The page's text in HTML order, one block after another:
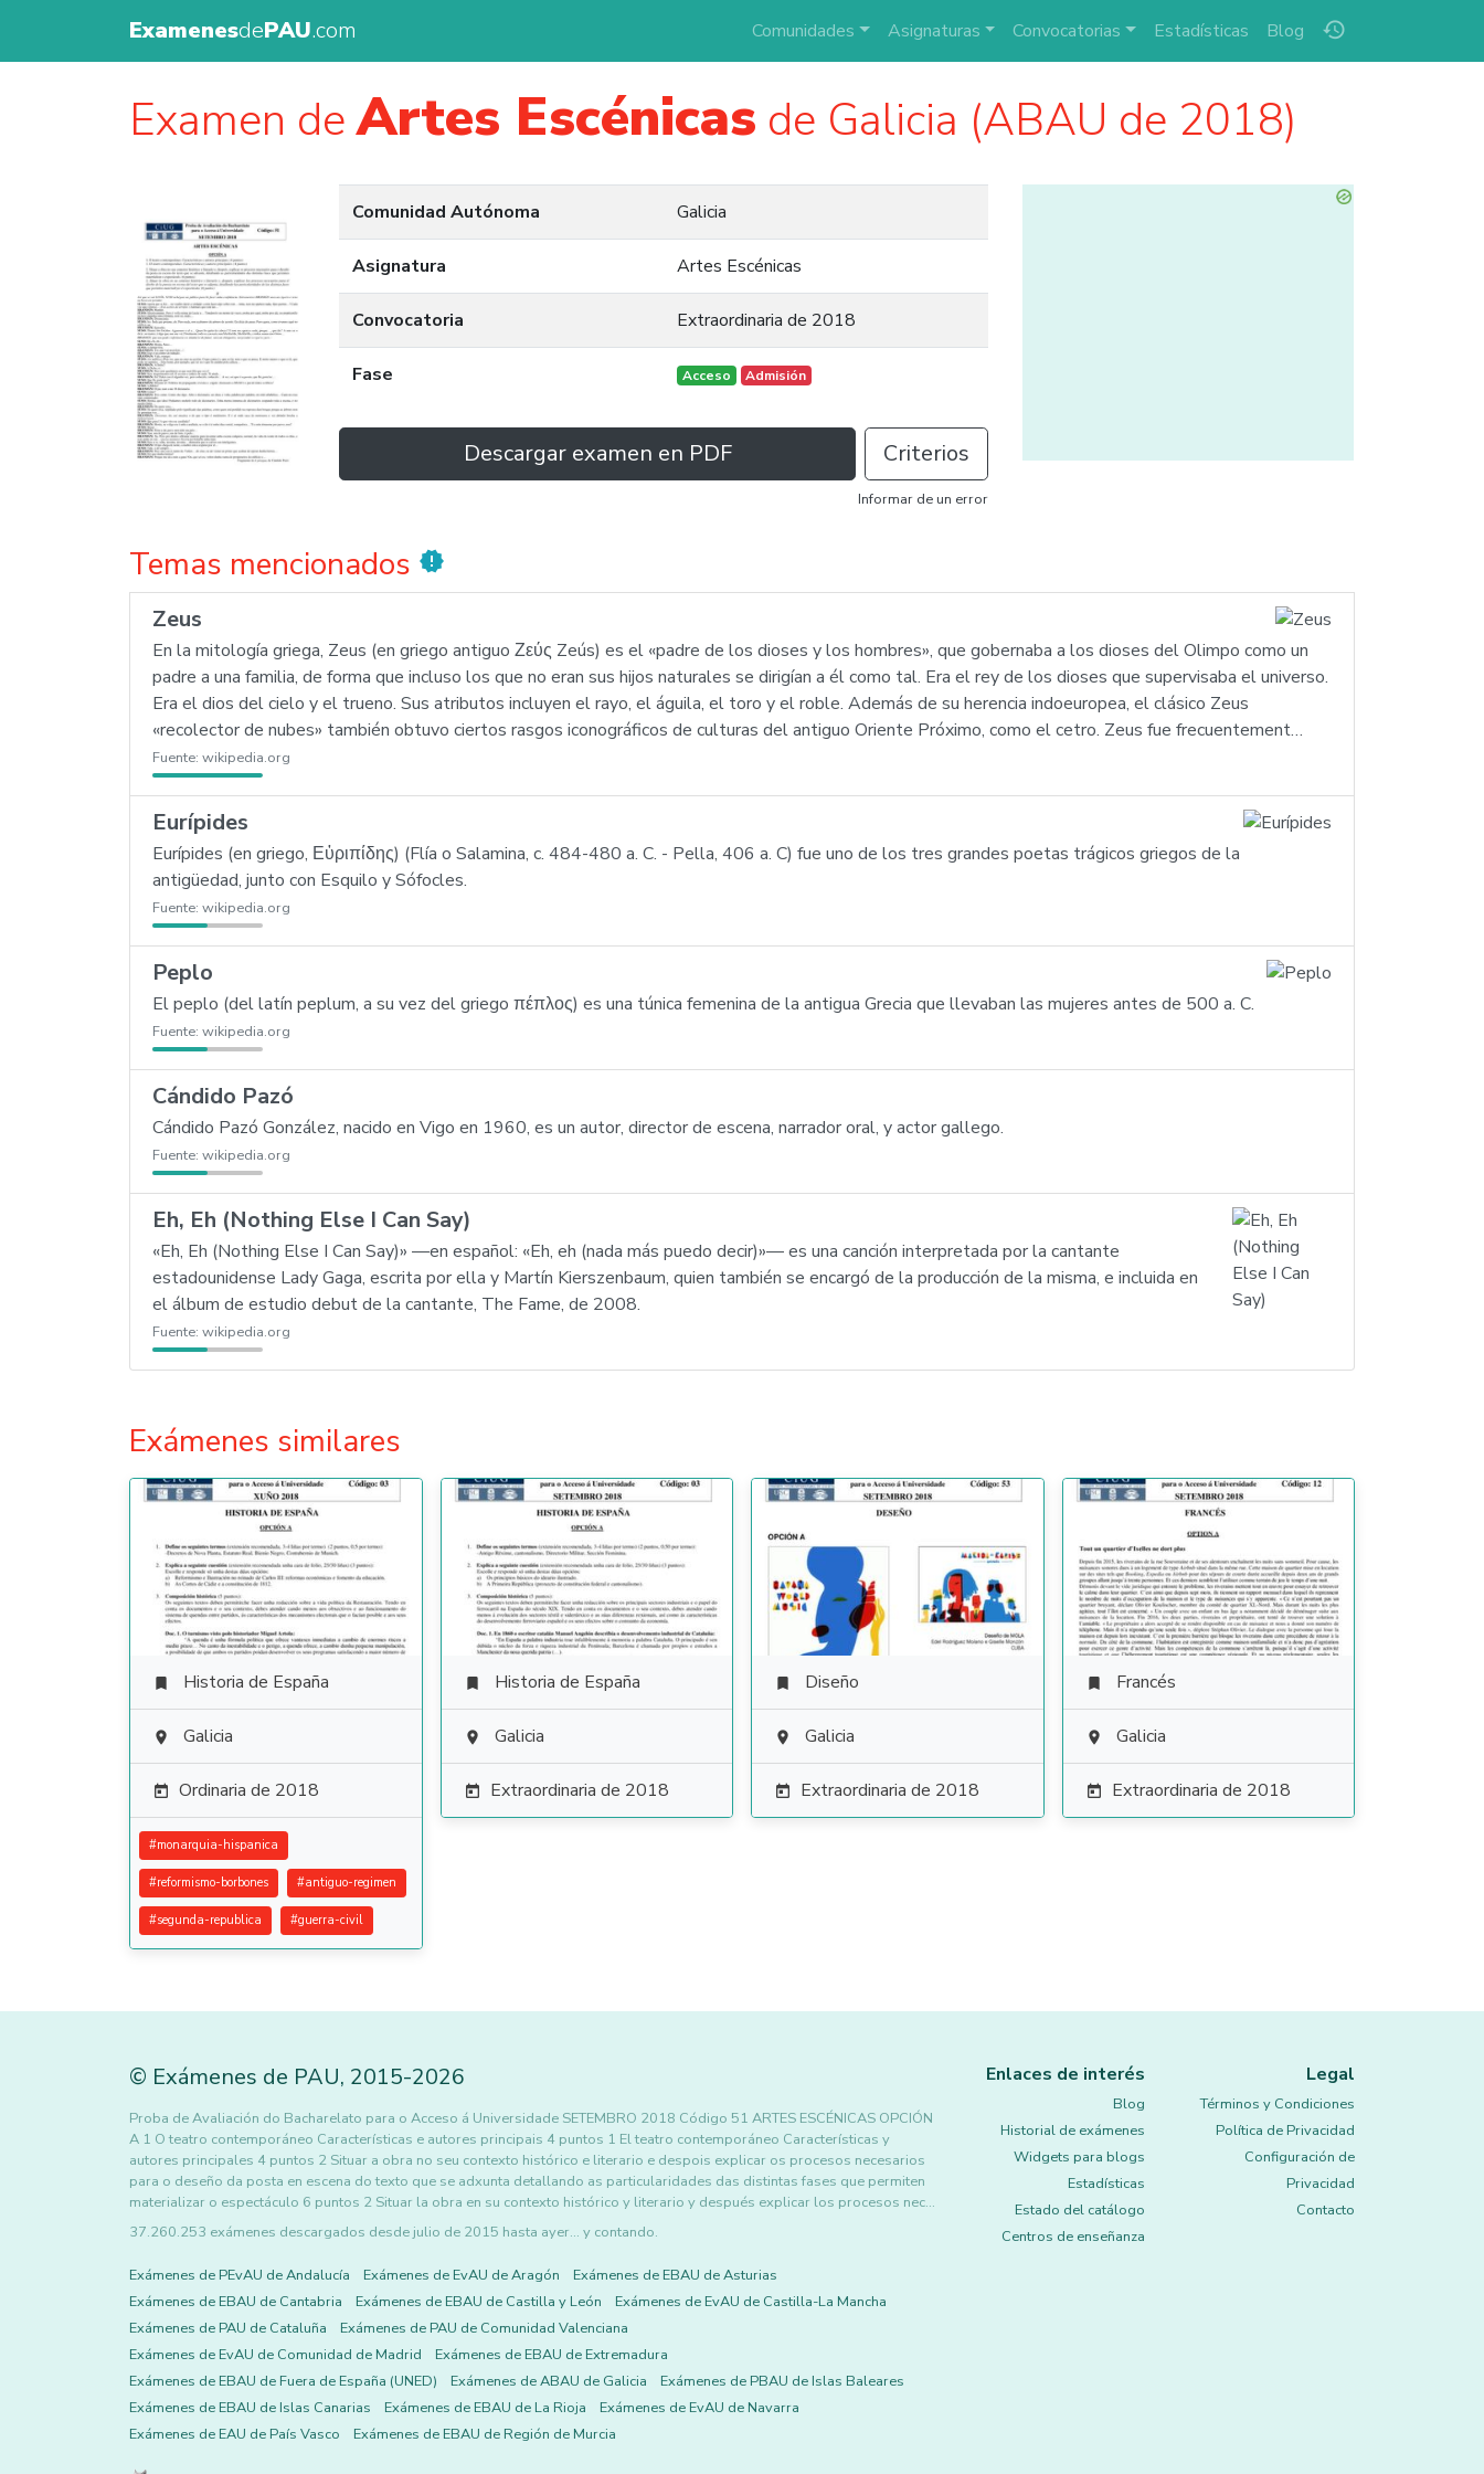
ExamenesdePAU.com history
Comunidades Asignaturas Convocatorias Estadísticas Blog
Examen deArtes Escénicas de Galicia (ABAU de 2018)
Comunidad Autónoma Galicia
Asignatura Artes Escénicas
Convocatoria Extraordinaria de 2018
Fase Acceso Admisión
Descargar examen en PDF Criterios
Informar de un error
Temas mencionados new_releases
Zeus
En la mitología griega, Zeus (en griego antiguo Ζεύς Zeús) es el «padre de los dioses y los hombres», que gobernaba a los dioses del Olimpo como un
padre a una familia, de forma que incluso los que no eran sus hijos naturales se dirigían a él como tal. Era el rey de los dioses que supervisaba el universo.
Era el dios del cielo y el trueno. Sus atributos incluyen el rayo, el águila, el toro y el roble. Además de su herencia indoeuropea, el clásico Zeus
«recolector de nubes» también obtuvo ciertos rasgos iconográficos de culturas del antiguo Oriente Próximo, como el cetro. Zeus fue frecuentement…
Fuente: wikipedia.org
Eurípides
Eurípides (en griego, Εὐριπίδης) (Flía o Salamina, c. 484-480 a. C. - Pella, 406 a. C) fue uno de los tres grandes poetas trágicos griegos de la
antigüedad, junto con Esquilo y Sófocles.
Fuente: wikipedia.org
Peplo
El peplo (del latín peplum, a su vez del griego πέπλος) es una túnica femenina de la antigua Grecia que llevaban las mujeres antes de 500 a. C.
Fuente: wikipedia.org
Cándido Pazó
Cándido Pazó González, nacido en Vigo en 1960, es un autor, director de escena, narrador oral, y actor gallego.
Fuente: wikipedia.org
Eh, Eh (Nothing Else I Can Say)
«Eh, Eh (Nothing Else I Can Say)» —en español: «Eh, eh (nada más puedo decir)»— es una canción interpretada por la cantante
estadounidense Lady Gaga, escrita por ella y Martín Kierszenbaum, quien también se encargó de la producción de la misma, e incluida en
el álbum de estudio debut de la cantante, The Fame, de 2008.
Fuente: wikipedia.org
Exámenes similares
 Historia de España
 Galicia
 Ordinaria de 2018
#monarquia-hispanica
#reformismo-borbones #antiguo-regimen
#segunda-republica #guerra-civil
 Historia de España
 Galicia
 Extraordinaria de 2018
 Diseño
 Galicia
 Extraordinaria de 2018
 Francés
 Galicia
 Extraordinaria de 2018
© Exámenes de PAU, 2015-2026
Proba de Avaliación do Bacharelato para o Acceso á Universidade SETEMBRO 2018 Código 51 ARTES ESCÉNICAS OPCIÓN
A 1 O teatro contemporáneo Características e autores principais 4 puntos 1 El teatro contemporáneo Características y
autores principales 4 puntos 2 Situar a obra no seu contexto histórico e literario e despois explicar os procesos necesarios
para o deseño da posta en escena do texto que se adxunta detallando as particularidades das distintas fases que permiten
materializar o espectáculo 6 puntos 2 Situar la obra en su contexto histórico y literario y después explicar los procesos nec…
37.260.253 exámenes descargados desde julio de 2015 hasta ayer... y contando.
Exámenes de PEvAU de Andalucía Exámenes de EvAU de Aragón
Exámenes de EBAU de Asturias
Exámenes de EBAU de Cantabria
Exámenes de EBAU de Castilla y León
Exámenes de EvAU de Castilla-La Mancha
Exámenes de PAU de Cataluña
Exámenes de PAU de Comunidad Valenciana
Exámenes de EvAU de Comunidad de Madrid
Exámenes de EBAU de Extremadura
Exámenes de EBAU de Fuera de España (UNED)
Exámenes de ABAU de Galicia
Exámenes de PBAU de Islas Baleares
Exámenes de EBAU de Islas Canarias
Exámenes de EBAU de La Rioja
Exámenes de EvAU de Navarra
Exámenes de EAU de País Vasco
Exámenes de EBAU de Región de Murcia
Enlaces de interés
Blog
Historial de exámenes
Widgets para blogs
Estadísticas
Estado del catálogo
Centros de enseñanza
Legal
Términos y Condiciones
Política de Privacidad
Configuración de
Privacidad
Contacto